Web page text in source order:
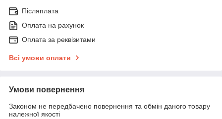
Післяплата
Оплата на рахунок
Оплата за реквізитами
Всі умови оплати
Умови повернення
Законом не передбачено повернення та обмін даного товару
належної якості